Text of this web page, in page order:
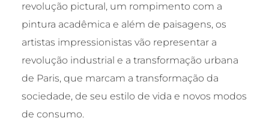
revolução pictural, um rompimento com a
pintura acadêmica e além de paisagens, os
artistas impressionistas vão representar a
revolução industrial e a transformação urbana
de Paris, que marcam a transformação da
sociedade, de seu estilo de vida e novos modos
de consumo.